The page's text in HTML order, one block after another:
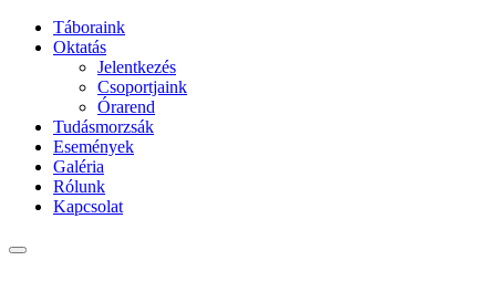
Táboraink
Oktatás
Jelentkezés
Csoportjaink
Órarend
Tudásmorzsák
Események
Galéria
Rólunk
Kapcsolat